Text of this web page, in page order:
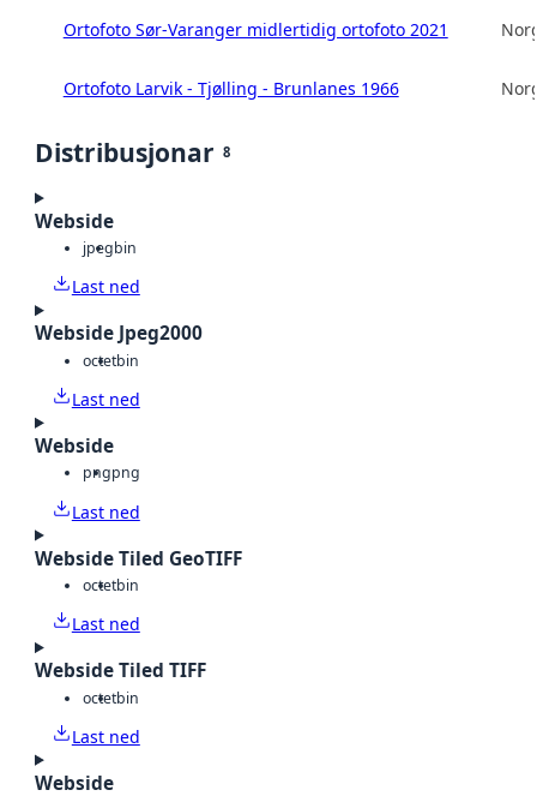
Ortofoto Sør-Varanger midlertidig ortofoto 2021
Ortofoto Larvik - Tjølling - Brunlanes 1966
Distribusjonar 8
Webside
jpegbin
Last ned
Webside Jpeg2000
octetbin
Last ned
Webside
pngpng
Last ned
Webside Tiled GeoTIFF
octetbin
Last ned
Webside Tiled TIFF
octetbin
Last ned
Webside